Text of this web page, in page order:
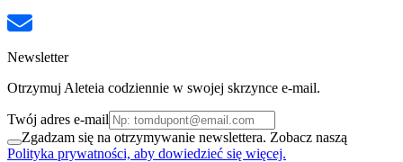
Newsletter
Otrzymuj Aleteia codziennie w swojej skrzynce e-mail.
Twój adres e-mail
Zgadzam się na otrzymywanie newslettera. Zobacz naszą
Polityka prywatności, aby dowiedzieć się więcej.